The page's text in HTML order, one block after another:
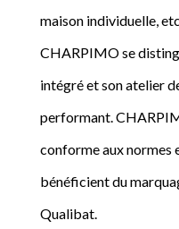
maison individuelle,
CHARPIMO se
intégré et son atelier
performant.
conforme aux normes
bénéficient du
Qualibat.